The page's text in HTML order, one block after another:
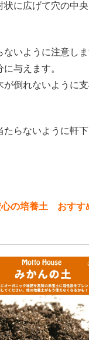
状に広げて穴の中
いように注意しま
与えます。
が倒れないように
たらないように軒
心の培養土 おす